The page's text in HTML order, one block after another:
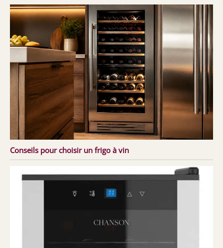
Conseils pour choisir un frigo à vin